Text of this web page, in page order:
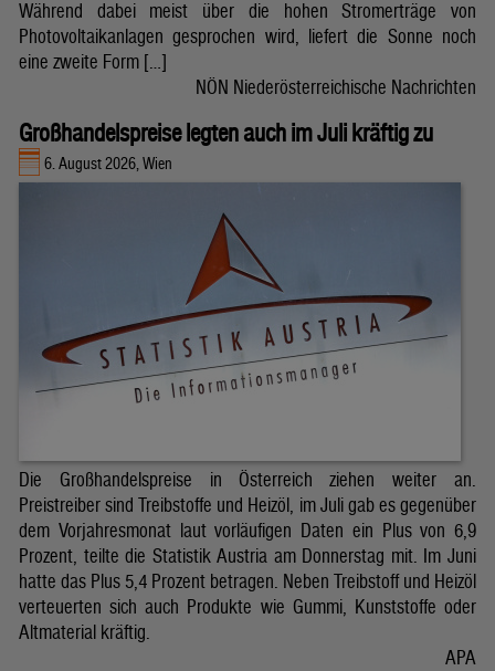
Während dabei meist über die hohen Stromerträge von
Photovoltaikanlagen gesprochen wird, liefert die Sonne noch
eine zweite Form […]
NÖN Niederösterreichische Nachrichten
Großhandelspreise legten auch im Juli kräftig zu
6. August 2026, Wien
Die Großhandelspreise in Österreich ziehen weiter an.
Preistreiber sind Treibstoffe und Heizöl, im Juli gab es gegenüber
dem Vorjahresmonat laut vorläufigen Daten ein Plus von 6,9
Prozent, teilte die Statistik Austria am Donnerstag mit. Im Juni
hatte das Plus 5,4 Prozent betragen. Neben Treibstoff und Heizöl
verteuerten sich auch Produkte wie Gummi, Kunststoffe oder
Altmaterial kräftig.
APA